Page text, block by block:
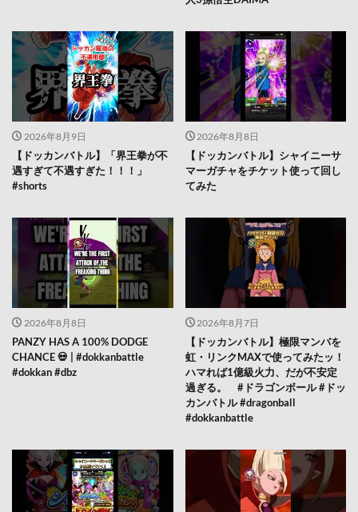
2026年8月9日
【ドッカンバトル】「界王拳が不
遇すぎて不遇すぎた！！！」
#shorts
2026年8月8日
【ドッカンバトル】シャイニーサ
マーガチャをチケット使って回し
てみた
2026年8月8日
PANZY HAS A 100% DODGE
CHANCE 💀 | #dokkanbattle
#dokkan #dbz
2026年8月7日
【ドッカンバトル】極限マンバを
虹・リンクMAXで使ってみたッ！
ハマれば1億級火力、だが不安定
過ぎる。 #ドラゴンボール #ドッ
カンバトル #dragonball
#dokkanbattle